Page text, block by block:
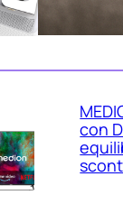
con